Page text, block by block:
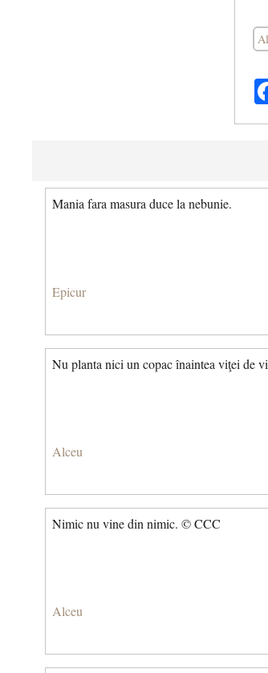
Mania fara masura duce la nebunie.
Epicur
Nu planta nici un copac înaintea viţei de
Alceu
Nimic nu vine din nimic. © CCC
Alceu